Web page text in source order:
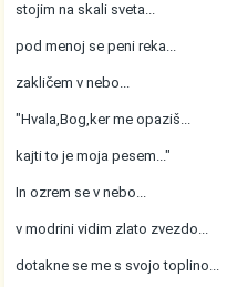
stojim na skali sveta...
pod menoj se peni reka...
zakličem v nebo...
"Hvala,Bog,ker me opaziš...
kajti to je moja pesem..."
In ozrem se v nebo...
v modrini vidim zlato zvezdo...
dotakne se me s svojo toplino...